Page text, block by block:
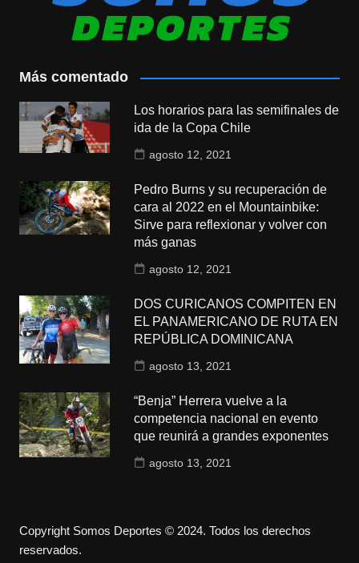
Más comentado
Los horarios para las semifinales de
ida de la Copa Chile
agosto 12, 2021
Pedro Burns y su recuperación de
cara al 2022 en el Mountainbike:
Sirve para reflexionar y volver con
más ganas
agosto 12, 2021
DOS CURICANOS COMPITEN EN
EL PANAMERICANO DE RUTA EN
REPÚBLICA DOMINICANA
agosto 13, 2021
“Benja” Herrera vuelve a la
competencia nacional en evento
que reunirá a grandes exponentes
agosto 13, 2021
Copyright Somos Deportes © 2024. Todos los derechos
reservados.